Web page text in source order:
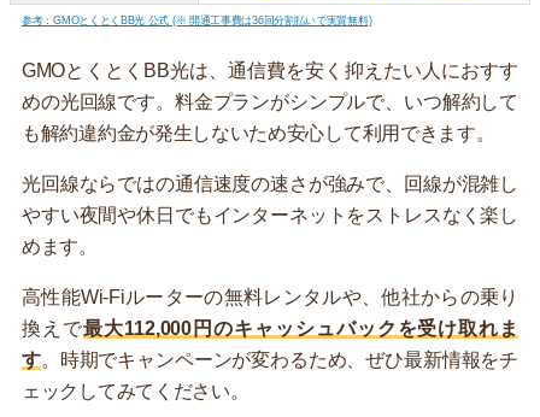
参考：GMOとくとくBB光 公式 (※ 開通工事費は36回分割払いで実質無料)
GMOとくとくBB光は、通信費を安く抑えたい人におすす
めの光回線です。料金プランがシンプルで、いつ解約して
も解約違約金が発生しないため安心して利用できます。
光回線ならではの通信速度の速さが強みで、回線が混雑し
やすい夜間や休日でもインターネットをストレスなく楽し
めます。
高性能Wi-Fiルーターの無料レンタルや、他社からの乗り
換えで最大112,000円のキャッシュバックを受け取れま
す。時期でキャンペーンが変わるため、ぜひ最新情報をチ
ェックしてみてください。